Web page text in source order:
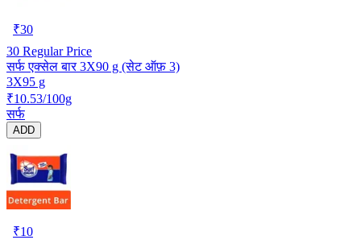
₹30
30 Regular Price
सर्फ एक्सेल बार 3X90 g (सेट ऑफ़ 3)
3X95 g
₹10.53/100g
सर्फ
ADD
₹10